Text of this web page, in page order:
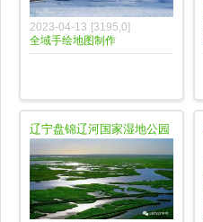
2023-04-13 [3195,0]
全域手绘地图制作
辽宁盘锦辽河国家湿地公园